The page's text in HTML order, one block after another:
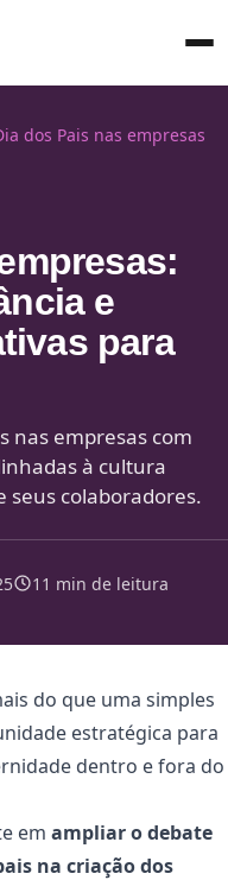
dos Pais nas empresas
e
para
nas empresas com
à cultura
seus colaboradores.
11 min de leitura
do que uma simples
estratégica para
dentro e fora do
em ampliar o debate
na criação dos